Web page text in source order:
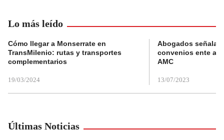
Lo más leído
Cómo llegar a Monserrate en
TransMilenio: rutas y transportes
complementarios
19/03/2024
Abogados
convenios ente
AMC
13/07/2023
Últimas Noticias